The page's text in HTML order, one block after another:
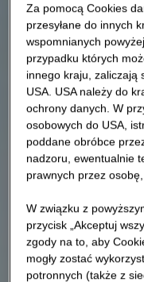
Za pomocą Cookies
przesyłane do innych
wspomnianych
przypadku których
innego kraju, zaliczają
USA. USA należy do
ochrony danych. W
osobowych do USA,
poddane obróbce
nadzoru, ewentualnie
prawnych przez
W związku z
przycisk „Akceptuj
zgody na to, aby
mogły zostać
potronnych (także z